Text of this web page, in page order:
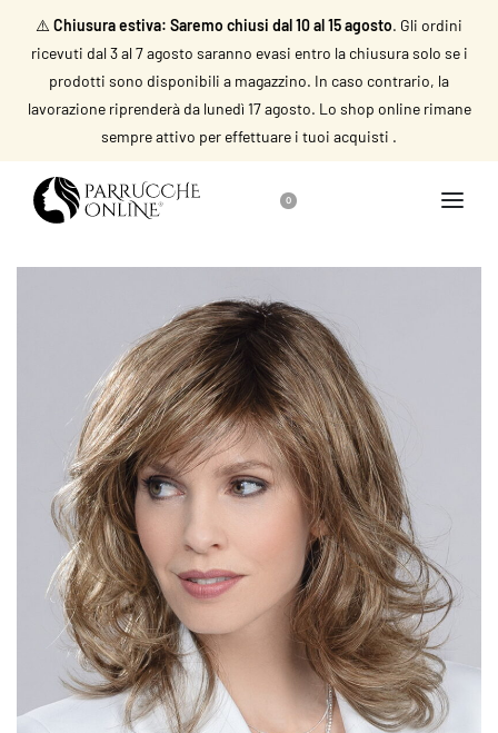
⚠️ Chiusura estiva: Saremo chiusi dal 10 al 15 agosto. Gli ordini
ricevuti dal 3 al 7 agosto saranno evasi entro la chiusura solo se i
prodotti sono disponibili a magazzino. In caso contrario, la
lavorazione riprenderà da lunedì 17 agosto. Lo shop online rimane
sempre attivo per effettuare i tuoi acquisti .
0